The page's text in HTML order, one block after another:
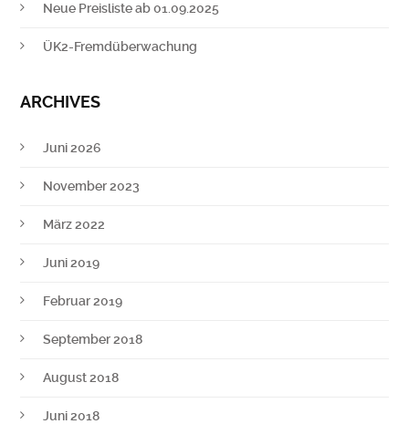
Neue Preisliste ab 01.09.2025
ÜK2-Fremdüberwachung
ARCHIVES
Juni 2026
November 2023
März 2022
Juni 2019
Februar 2019
September 2018
August 2018
Juni 2018